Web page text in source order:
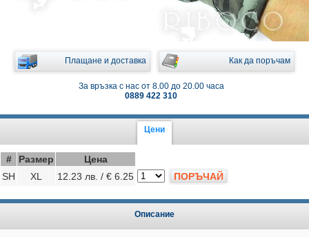
Плащане и доставка Как да поръчам
За връзка с нас от 8.00 до 20.00 часа
0889 422 310
Цени
# Размер
Цена
SH
XL 12.23 лв. / € 6.25 ПОРЪЧАЙ
Описание